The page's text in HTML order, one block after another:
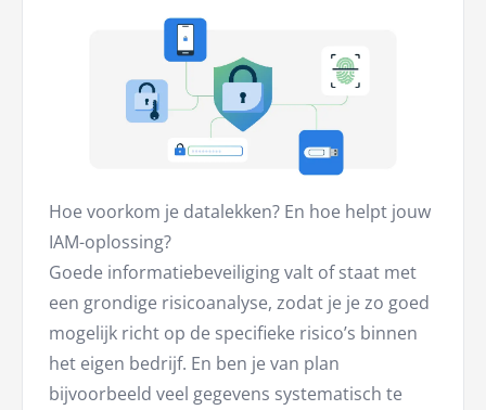
Hoe voorkom je datalekken? En hoe helpt jouw
IAM-oplossing?
Goede informatiebeveiliging valt of staat met
een grondige risicoanalyse, zodat je je zo goed
mogelijk richt op de specifieke risico’s binnen
het eigen bedrijf. En ben je van plan
bijvoorbeeld veel gegevens systematisch te